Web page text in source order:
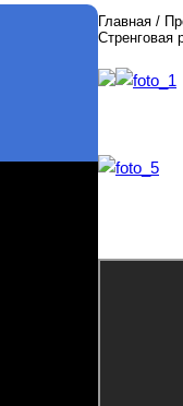
Главная /
Стренговая